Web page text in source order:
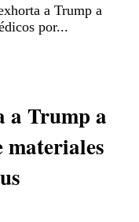
a Trump a
por...
a Trump a